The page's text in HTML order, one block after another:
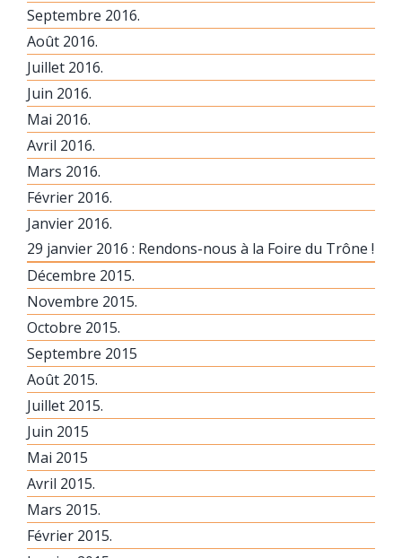
Septembre 2016.
Août 2016.
Juillet 2016.
Juin 2016.
Mai 2016.
Avril 2016.
Mars 2016.
Février 2016.
Janvier 2016.
29 janvier 2016 : Rendons-nous à la Foire du Trône !
Décembre 2015.
Novembre 2015.
Octobre 2015.
Septembre 2015
Août 2015.
Juillet 2015.
Juin 2015
Mai 2015
Avril 2015.
Mars 2015.
Février 2015.